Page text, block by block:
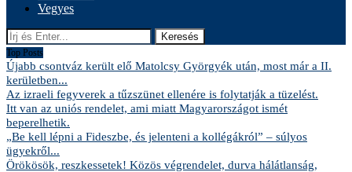
Vegyes
Keresés
Top Posts
Újabb csontváz került elő Matolcsy Györgyék után, most már a II.
kerületben...
Az izraeli fegyverek a tűzszünet ellenére is folytatják a tüzelést.
Itt van az uniós rendelet, ami miatt Magyarországot ismét
beperelhetik.
„Be kell lépni a Fideszbe, és jelenteni a kollégákról” – súlyos
ügyekről...
Örökösök, reszkessetek! Közös végrendelet, durva hálátlanság,